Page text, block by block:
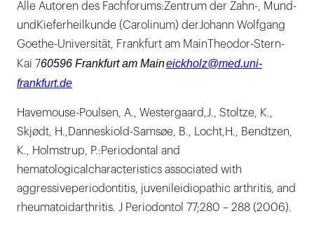
Alle Autoren des Fachforums:Zentrum der Zahn-, Mund-
undKieferheilkunde (Carolinum) derJohann Wolfgang
Goethe-Universität, Frankfurt am MainTheodor-Stern-
Kai 760596 Frankfurt am Maineickholz@med.uni-
frankfurt.de
Havemouse-Poulsen, A., Westergaard,J., Stoltze, K.,
Skjødt, H.,Danneskiold-Samsøe, B., Locht,H., Bendtzen,
K., Holmstrup, P.:Periodontal and
hematologicalcharacteristics associated with
aggressiveperiodontitis, juvenileidiopathic arthritis, and
rheumatoidarthritis. J Periodontol 77;280 – 288 (2006).